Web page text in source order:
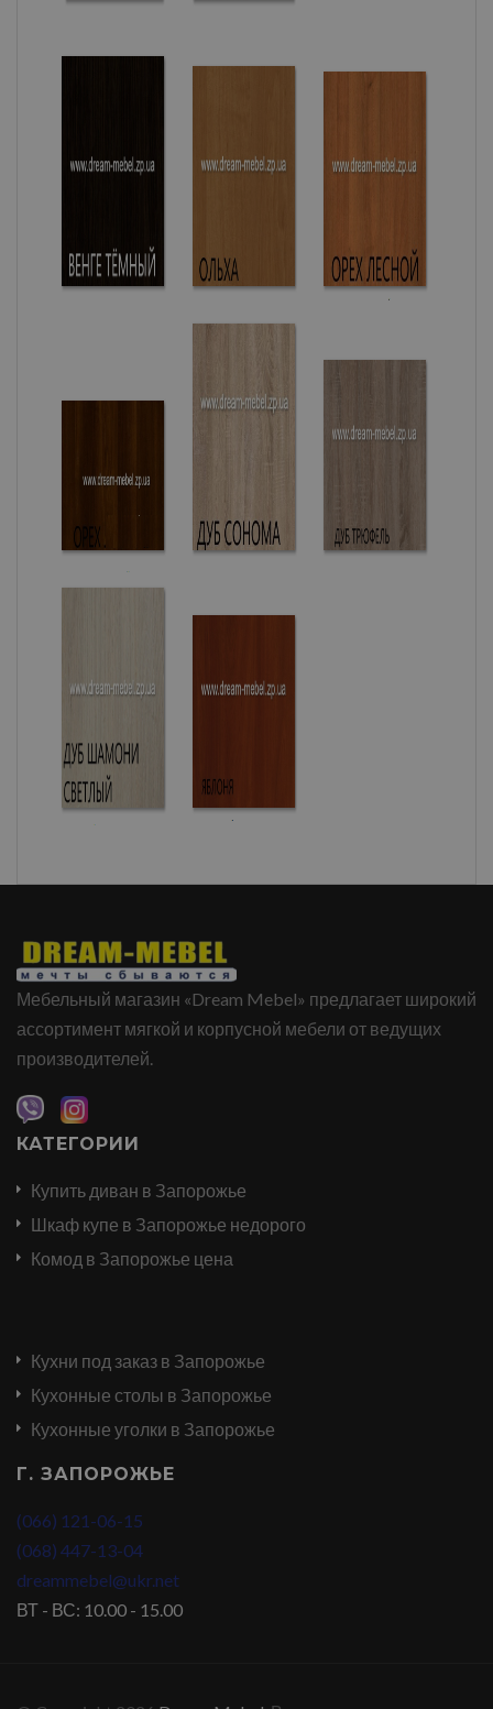
Мебельный магазин «Dream Mebel» предлагает широкий
ассортимент мягкой и корпусной мебели от ведущих
производителей.
КАТЕГОРИИ
Купить диван в Запорожье
Шкаф купе в Запорожье недорого
Комод в Запорожье цена
Кухни под заказ в Запорожье
Кухонные столы в Запорожье
Кухонные уголки в Запорожье
Г. ЗАПОРОЖЬЕ
(066) 121-06-15
(068) 447-13-04
dreammebel@ukr.net
ВТ - ВС: 10.00 - 15.00